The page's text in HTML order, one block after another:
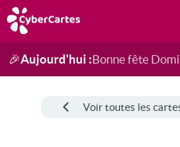
Anniversaire
Fête du jour
Amour
Amitié
Merci
Toutes les cartes
🎉Aujourd'hui :Bonne fête
Voir toutes les